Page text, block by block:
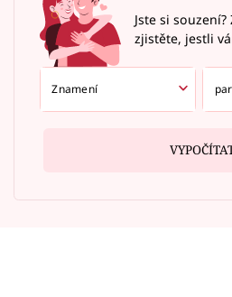
Jste si
zjistěte, jestli